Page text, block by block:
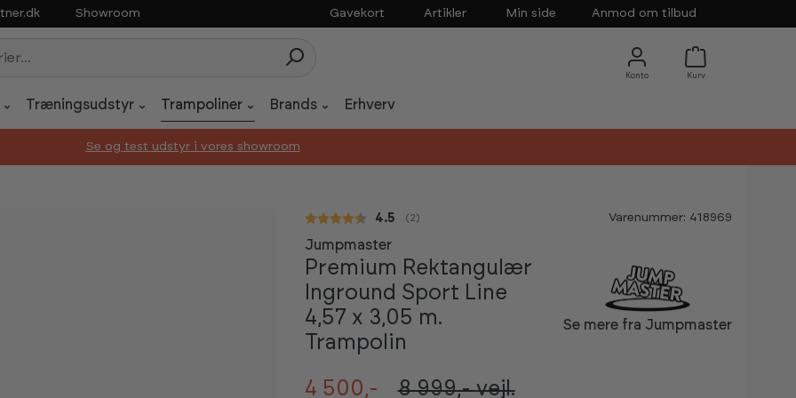
Showroom Gavekort Artikler Min side Anmod om tilbud
Træningsudstyr Trampoliner Brands Erhverv
Se og test udstyr i vores showroom
Gennemsnitlig vurdering:
4.5 ( stemmer:
2 ) Varenummer: 418969
Jumpmaster
Premium Rektangulær
Inground Sport Line
4,57 x 3,05 m.
Trampolin
Se mere fra Jumpmaster
4 500,- 8 999,-vejl.